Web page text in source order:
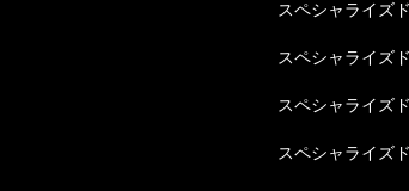
スペシャライズ
スペシャライズ
スペシャライズ
スペシャライズ